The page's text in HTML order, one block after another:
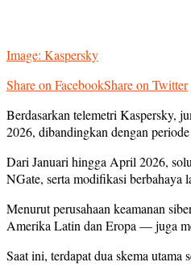
Image: Kaspersky
Share on FacebookShare on Twitter
Berdasarkan telemetri Kaspersky,
2026, dibandingkan dengan
Dari Januari hingga April 2026,
NGate, serta modifikasi berbahaya
Menurut perusahaan keamanan
Amerika Latin dan Eropa — juga
Saat ini, terdapat dua skema utama